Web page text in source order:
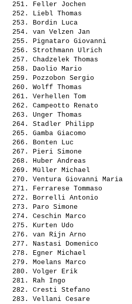
  251.
Feller Jochen
  252.
Liebl Thomas
  253.
Bordin Luca
  254.
van Velzen Jan
  255.
Pignataro Giovanni
  256.
Strothmann Ulrich
  257.
Chadzelek Thomas
  258.
Daolio Mario
  259.
Pozzobon Sergio
  260.
Wolff Thomas
  261.
Verhellen Tom
  262.
Campeotto Renato
  263.
Unger Thomas
  264.
Stadler Philipp
  265.
Gamba Giacomo
  266.
Bonten Luc
  267.
Pieri Simone
  268.
Huber Andreas
  269.
Müller Michael
  270.
Ventura Giovanni Maria
  271.
Ferrarese Tommaso
  272.
Borrelli Antonio
  273.
Paro Simone
  274.
Ceschin Marco
  275.
Kurten Udo
  276.
van Rijn Arno
  277.
Nastasi Domenico
  278.
Egner Michael
  279.
Moelans Marco
  280.
Volger Erik
  281.
Rah Ingo
  282.
Cresti Stefano
  283.
Vellani Cesare